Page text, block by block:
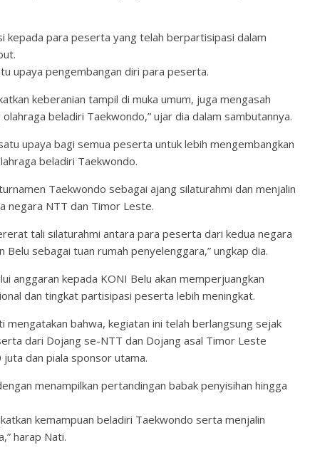
kepada para peserta yang telah berpartisipasi dalam
upaya pengembangan diri para peserta.
keberanian tampil di muka umum, juga mengasah
beladiri Taekwondo,” ujar dia dalam sambutannya.
upaya bagi semua peserta untuk lebih mengembangkan
beladiri Taekwondo.
Taekwondo sebagai ajang silaturahmi dan menjalin
negara NTT dan Timor Leste.
tali silaturahmi antara para peserta dari kedua negara
sebagai tuan rumah penyelenggara,” ungkap dia.
anggaran kepada KONI Belu akan memperjuangkan
dan tingkat partisipasi peserta lebih meningkat.
bahwa, kegiatan ini telah berlangsung sejak
dari Dojang se-NTT dan Dojang asal Timor Leste
dan piala sponsor utama.
menampilkan pertandingan babak penyisihan hingga
kemampuan beladiri Taekwondo serta menjalin
harap Nati.